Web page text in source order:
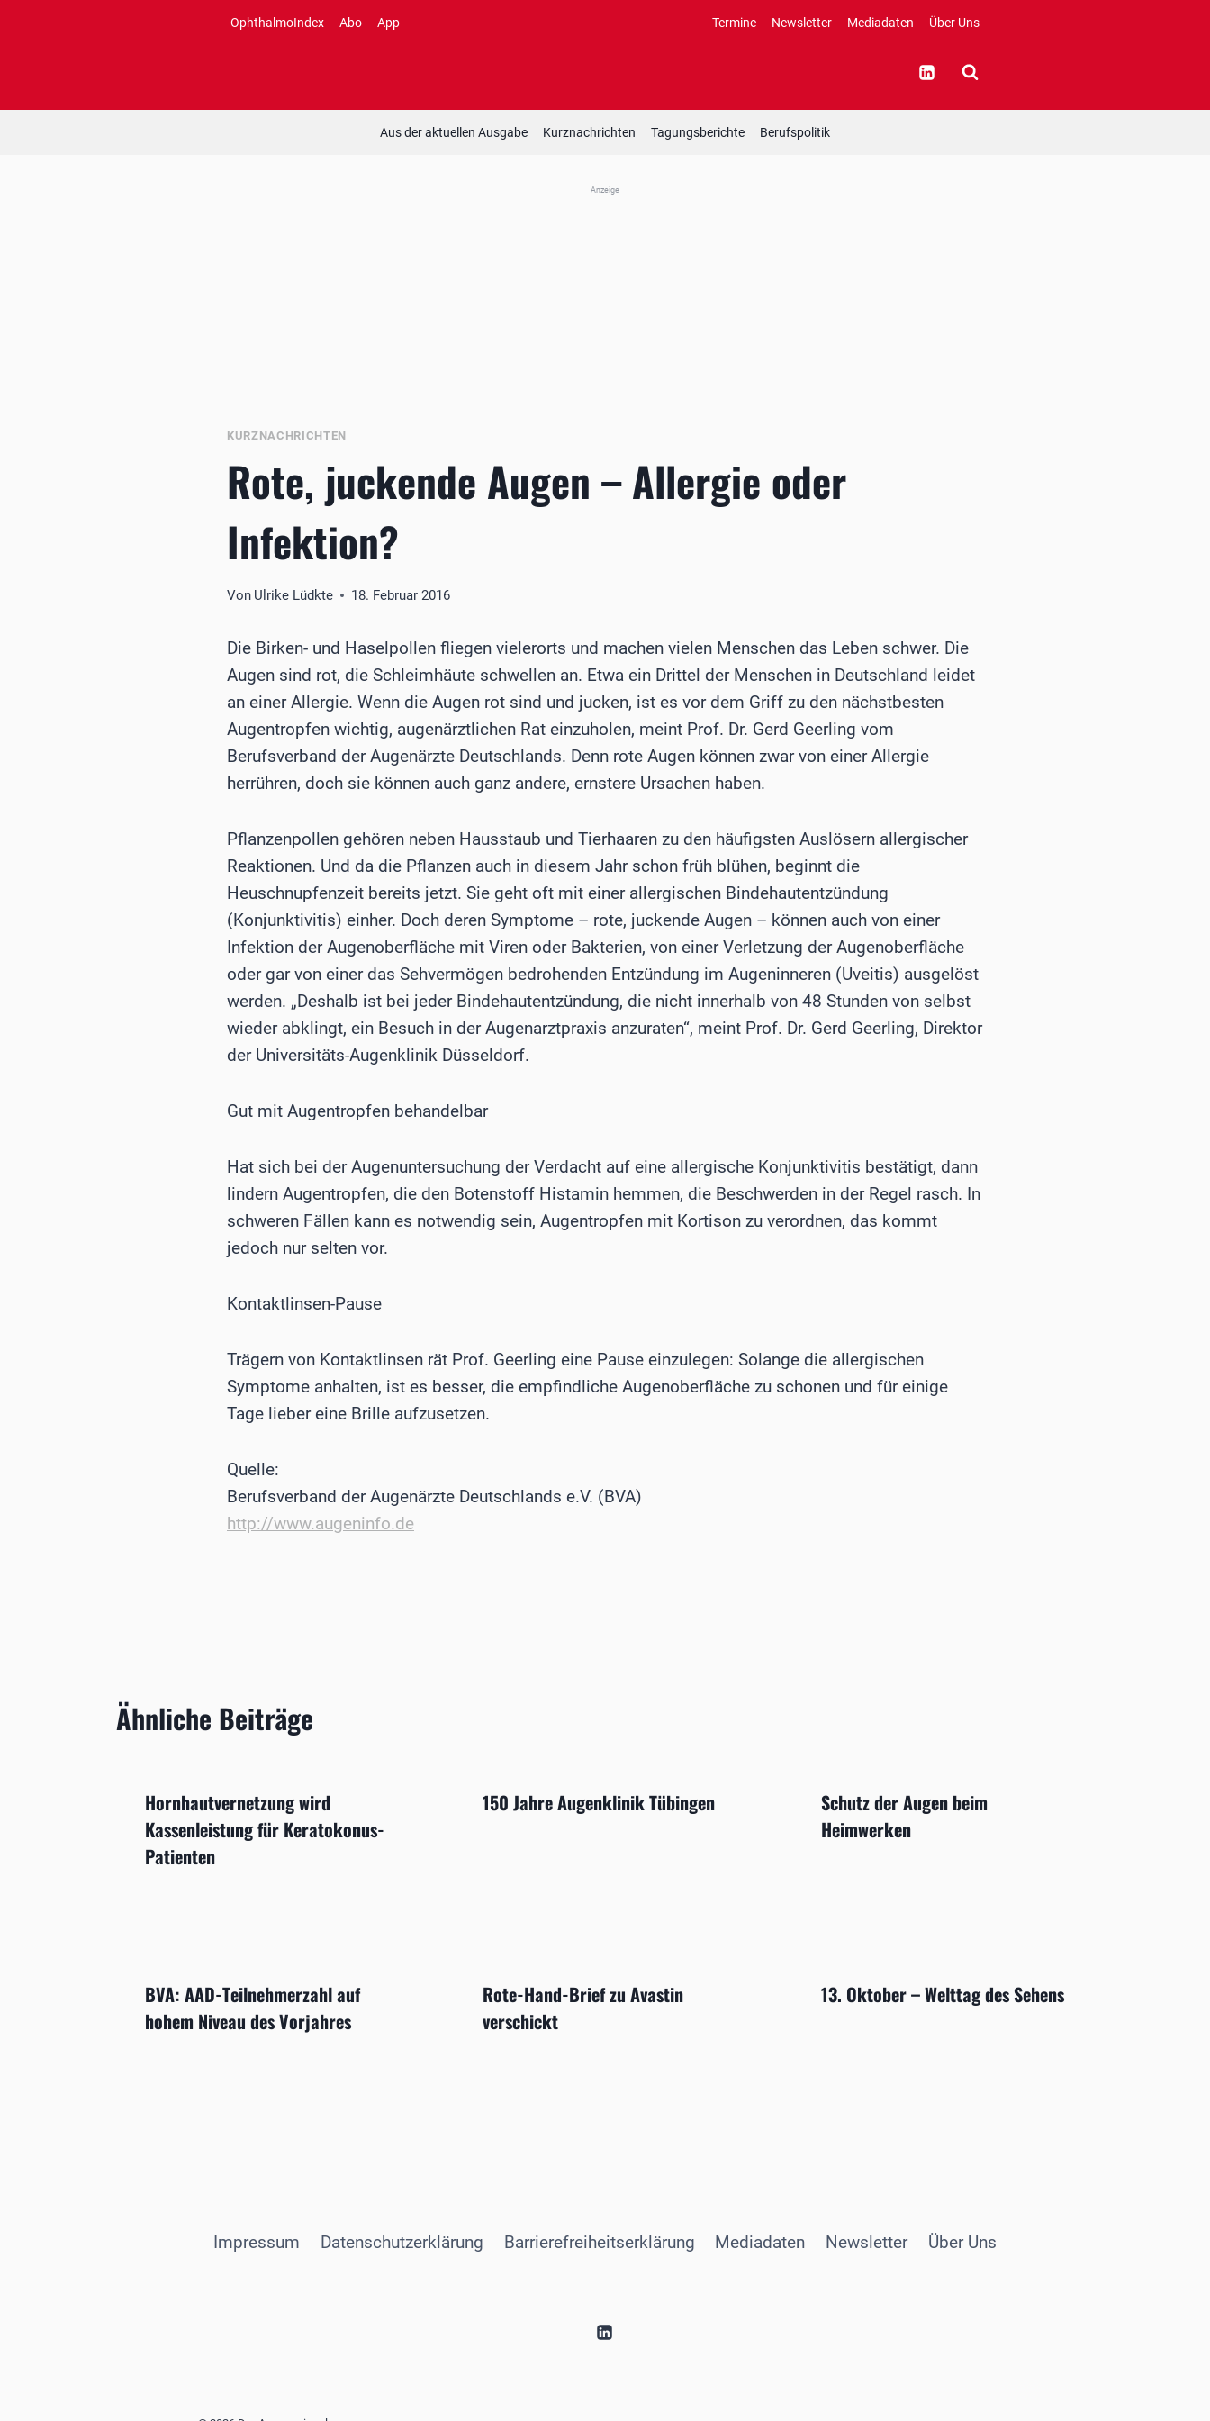
OphthalmoIndex Abo App Termine Newsletter Mediadaten Über Uns
Aus der aktuellen Ausgabe Kurznachrichten Tagungsberichte Berufspolitik
Anzeige
KURZNACHRICHTEN
Rote, juckende Augen – Allergie oder
Infektion?
Von Ulrike Lüdkte 18. Februar 2016
Die Birken- und Haselpollen fliegen vielerorts und machen vielen Menschen das Leben schwer. Die
Augen sind rot, die Schleimhäute schwellen an. Etwa ein Drittel der Menschen in Deutschland leidet
an einer Allergie. Wenn die Augen rot sind und jucken, ist es vor dem Griff zu den nächstbesten
Augentropfen wichtig, augenärztlichen Rat einzuholen, meint Prof. Dr. Gerd Geerling vom
Berufsverband der Augenärzte Deutschlands. Denn rote Augen können zwar von einer Allergie
herrühren, doch sie können auch ganz andere, ernstere Ursachen haben.
Pflanzenpollen gehören neben Hausstaub und Tierhaaren zu den häufigsten Auslösern allergischer
Reaktionen. Und da die Pflanzen auch in diesem Jahr schon früh blühen, beginnt die
Heuschnupfenzeit bereits jetzt. Sie geht oft mit einer allergischen Bindehautentzündung
(Konjunktivitis) einher. Doch deren Symptome – rote, juckende Augen – können auch von einer
Infektion der Augenoberfläche mit Viren oder Bakterien, von einer Verletzung der Augenoberfläche
oder gar von einer das Sehvermögen bedrohenden Entzündung im Augeninneren (Uveitis) ausgelöst
werden. „Deshalb ist bei jeder Bindehautentzündung, die nicht innerhalb von 48 Stunden von selbst
wieder abklingt, ein Besuch in der Augenarztpraxis anzuraten“, meint Prof. Dr. Gerd Geerling, Direktor
der Universitäts-Augenklinik Düsseldorf.
Gut mit Augentropfen behandelbar
Hat sich bei der Augenuntersuchung der Verdacht auf eine allergische Konjunktivitis bestätigt, dann
lindern Augentropfen, die den Botenstoff Histamin hemmen, die Beschwerden in der Regel rasch. In
schweren Fällen kann es notwendig sein, Augentropfen mit Kortison zu verordnen, das kommt
jedoch nur selten vor.
Kontaktlinsen-Pause
Trägern von Kontaktlinsen rät Prof. Geerling eine Pause einzulegen: Solange die allergischen
Symptome anhalten, ist es besser, die empfindliche Augenoberfläche zu schonen und für einige
Tage lieber eine Brille aufzusetzen.
Quelle:
Berufsverband der Augenärzte Deutschlands e.V. (BVA)
http://www.augeninfo.de
Ähnliche Beiträge
Hornhautvernetzung wird
Kassenleistung für Keratokonus-
Patienten
150 Jahre Augenklinik Tübingen
Schutz der Augen beim
Heimwerken
BVA: AAD-Teilnehmerzahl auf
hohem Niveau des Vorjahres
Rote-Hand-Brief zu Avastin
verschickt
13. Oktober – Welttag des Sehens
Impressum Datenschutzerklärung Barrierefreiheitserklärung Mediadaten Newsletter Über Uns